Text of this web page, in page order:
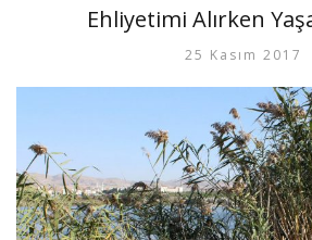
Ehliyetimi Alırken
25 Kasım 2017